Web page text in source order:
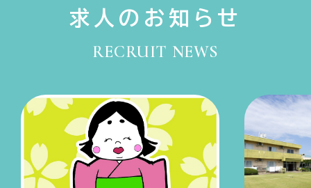
求人のお知らせ
RECRUIT NEWS